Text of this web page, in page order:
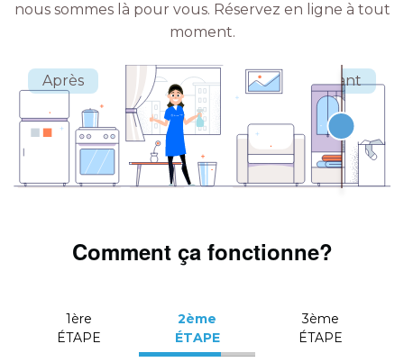
nous sommes là pour vous. Réservez en ligne à tout
moment.
Comment ça fonctionne?
1ère
ÉTAPE
2ème
ÉTAPE
3ème
ÉTAPE